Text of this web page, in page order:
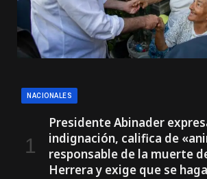
NACIONALES
Presidente Abinader
indignación, califica de
responsable de la muerte
Herrera y exige que se